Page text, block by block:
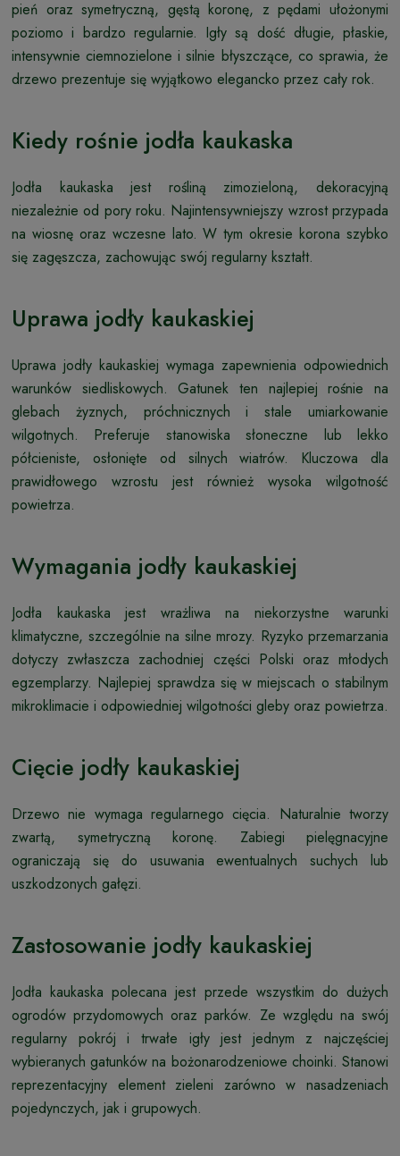
pień oraz symetryczną, gęstą koronę, z pędami ułożonymi
poziomo i bardzo regularnie. Igły są dość długie, płaskie,
intensywnie ciemnozielone i silnie błyszczące, co sprawia, że
drzewo prezentuje się wyjątkowo elegancko przez cały rok.
Kiedy rośnie jodła kaukaska
Jodła kaukaska jest rośliną zimozieloną, dekoracyjną
niezależnie od pory roku. Najintensywniejszy wzrost przypada
na wiosnę oraz wczesne lato. W tym okresie korona szybko
się zagęszcza, zachowując swój regularny kształt.
Uprawa jodły kaukaskiej
Uprawa jodły kaukaskiej wymaga zapewnienia odpowiednich
warunków siedliskowych. Gatunek ten najlepiej rośnie na
glebach żyznych, próchnicznych i stale umiarkowanie
wilgotnych. Preferuje stanowiska słoneczne lub lekko
półcieniste, osłonięte od silnych wiatrów. Kluczowa dla
prawidłowego wzrostu jest również wysoka wilgotność
powietrza.
Wymagania jodły kaukaskiej
Jodła kaukaska jest wrażliwa na niekorzystne warunki
klimatyczne, szczególnie na silne mrozy. Ryzyko przemarzania
dotyczy zwłaszcza zachodniej części Polski oraz młodych
egzemplarzy. Najlepiej sprawdza się w miejscach o stabilnym
mikroklimacie i odpowiedniej wilgotności gleby oraz powietrza.
Cięcie jodły kaukaskiej
Drzewo nie wymaga regularnego cięcia. Naturalnie tworzy
zwartą, symetryczną koronę. Zabiegi pielęgnacyjne
ograniczają się do usuwania ewentualnych suchych lub
uszkodzonych gałęzi.
Zastosowanie jodły kaukaskiej
Jodła kaukaska polecana jest przede wszystkim do dużych
ogrodów przydomowych oraz parków. Ze względu na swój
regularny pokrój i trwałe igły jest jednym z najczęściej
wybieranych gatunków na bożonarodzeniowe choinki. Stanowi
reprezentacyjny element zieleni zarówno w nasadzeniach
pojedynczych, jak i grupowych.